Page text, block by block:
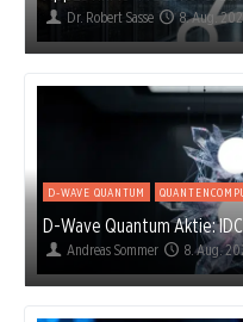
Dr. Robert Sasse 8. Aug.
D-WAVE QUANTUM
D-Wave Quantum Aktie:
Andreas Sommer 8. Aug.